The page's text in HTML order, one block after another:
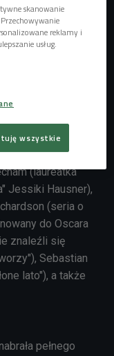
opowiedzieć A
Education",
Michelle
(laureatka
Jessiki Hausner),
(seria o
do Oscara
znaleźli się
Sebastian
lato"), a także
pełnego
skanowanie
reklamy i
usług.
wszystkie